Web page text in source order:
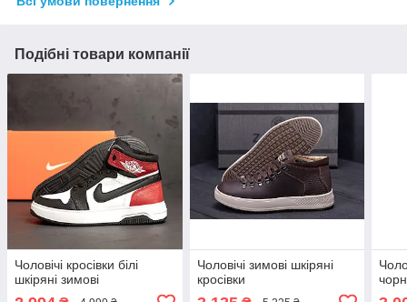
Подібні товари компанії
Чоловічі кросівки білі
шкіряні зимові
Чоловічі зимові шкіряні
кросівки